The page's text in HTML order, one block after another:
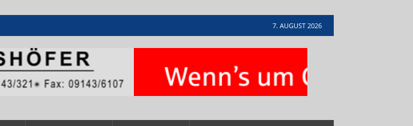
7. AUGUST 2026